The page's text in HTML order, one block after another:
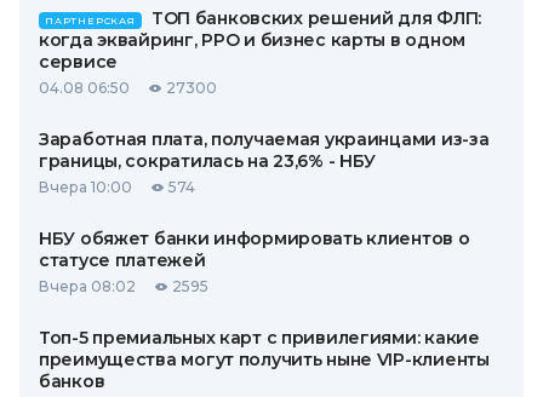
ПАРТНЕРСКАЯ
ТОП банковских решений для ФЛП:
когда эквайринг, РРО и бизнес карты в одном
сервисе
04.08 06:50 27300
Заработная плата, получаемая украинцами из-за
границы, сократилась на 23,6% - НБУ
Вчера 10:00 574
НБУ обяжет банки информировать клиентов о
статусе платежей
Вчера 08:02 2595
Топ-5 премиальных карт с привилегиями: какие
преимущества могут получить ныне VIP-клиенты
банков